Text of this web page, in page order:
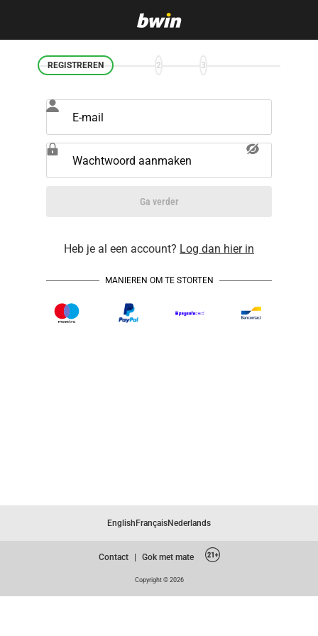
REGISTREREN 2 3
E-mail
Wachtwoord aanmaken
Ga verder
Heb je al een account? Log dan hier in
MANIEREN OM TE STORTEN
English FrançaisNederlands
Contact Gok met mate
Copyright © 2026